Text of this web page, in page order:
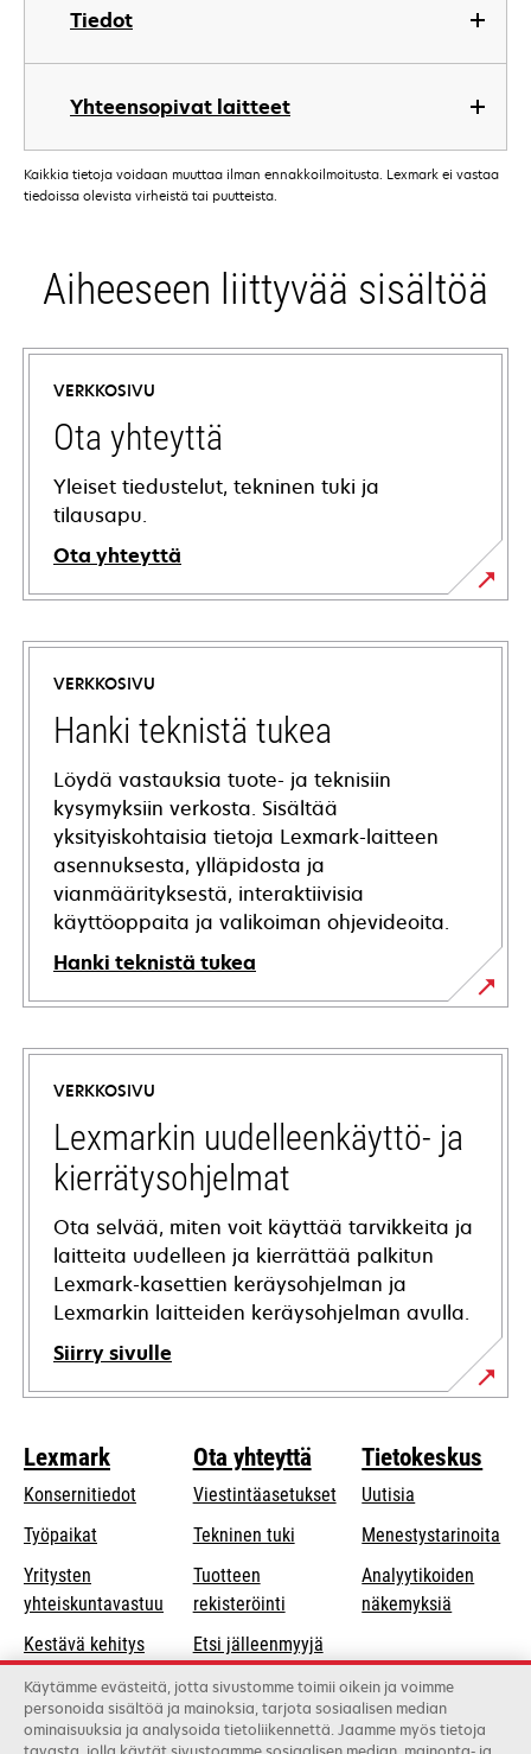
Tiedot
Yhteensopivat laitteet
Kaikkia tietoja voidaan muuttaa ilman ennakkoilmoitusta. Lexmark ei vastaa
tiedoissa olevista virheistä tai puutteista.
Aiheeseen liittyvää sisältöä
VERKKOSIVU
Ota yhteyttä
Yleiset tiedustelut, tekninen tuki ja
tilausapu.
Ota yhteyttä
VERKKOSIVU
Hanki teknistä tukea
Löydä vastauksia tuote- ja teknisiin
kysymyksiin verkosta. Sisältää
yksityiskohtaisia tietoja Lexmark-laitteen
asennuksesta, ylläpidosta ja
vianmäärityksestä, interaktiivisia
käyttöoppaita ja valikoiman ohjevideoita.
Hanki teknistä tukea
opens
in
new
tab
VERKKOSIVU
Lexmarkin uudelleenkäyttö- ja
kierrätysohjelmat
Ota selvää, miten voit käyttää tarvikkeita ja
laitteita uudelleen ja kierrättää palkitun
Lexmark-kasettien keräysohjelman ja
Lexmarkin laitteiden keräysohjelman avulla.
Siirry sivulle
Lexmark
Konsernitiedot
Työpaikat
Yritysten
yhteiskuntavastuu opens
a
new
tab
Kestävä kehitys
Lexmarkin
kumppanit
Ota yhteyttä
Viestintäasetukset
Tekninen tukiopens
tab
Tuotteen
rekisteröinti
Etsi jälleenmyyjä
Luettelo
tukkukauppiaista
Tietokeskus
Uutisia
Menestystarinoita
Analyytikoiden
näkemyksiä
Käytämme evästeitä, jotta sivustomme toimii oikein ja voimme
personoida sisältöä ja mainoksia, tarjota sosiaalisen median
ominaisuuksia ja analysoida tietoliikennettä. Jaamme myös tietoja